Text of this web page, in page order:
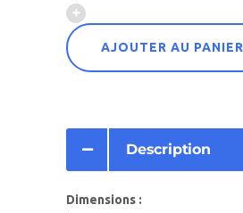
AJOUTER AU PANIER
Description
Dimensions :